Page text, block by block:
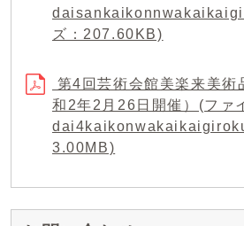
ズ：207.60KB)
第4回芸術会館美楽来美術
和2年2月26日開催）(ファ
3.00MB)